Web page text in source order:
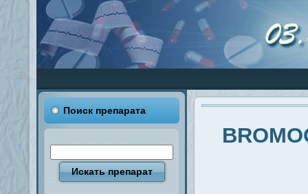
Поиск препарата